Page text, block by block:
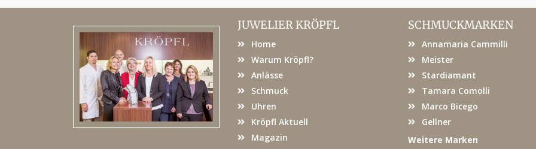
JUWELIER KRÖPFL
Home
Warum Kröpfl?
Anlässe
Schmuck
Uhren
Kröpfl Aktuell
Magazin
SCHMUCKMARKEN
Annamaria Cammilli
Meister
Stardiamant
Tamara Comolli
Marco Bicego
Gellner
Weitere Marken